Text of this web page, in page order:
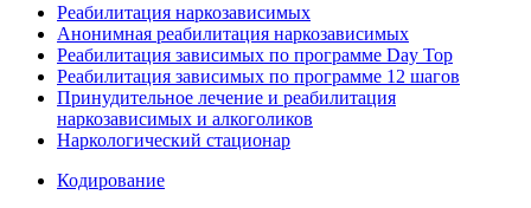
Реабилитация наркозависимых
Анонимная реабилитация наркозависимых
Реабилитация зависимых по программе Day Top
Реабилитация зависимых по программе 12 шагов
Принудительное лечение и реабилитация
наркозависимых и алкоголиков
Наркологический стационар
Кодирование